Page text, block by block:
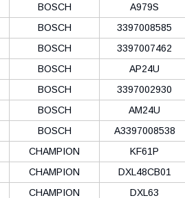
BOSCH A979S
BOSCH 3397008585
BOSCH 3397007462
BOSCH AP24U
BOSCH 3397002930
BOSCH AM24U
BOSCH A3397008538
CHAMPION KF61P
CHAMPION DXL48CB01
CHAMPION DXL63